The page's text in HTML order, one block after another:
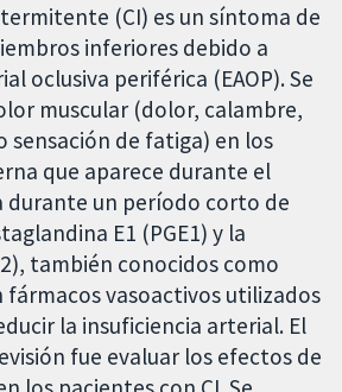
(CI) es un síntoma de
inferiores debido a
oclusiva periférica (EAOP). Se
muscular (dolor, calambre,
sensación de fatiga) en los
que aparece durante el
durante un período corto de
E1 (PGE1) y la
también conocidos como
fármacos vasoactivos utilizados
la insuficiencia arterial. El
fue evaluar los efectos de